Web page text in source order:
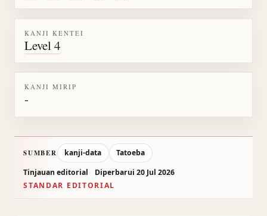
KANJI KENTEI
Level 4
KANJI MIRIP
-
SUMBER kanji-data
Tatoeba
Tinjauan editorial
Diperbarui 20 Jul 2026
STANDAR EDITORIAL